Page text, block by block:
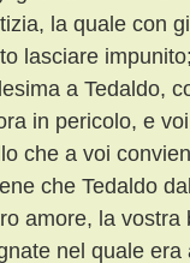
la quale con
lasciare
a Tedaldo,
in pericolo, e
che a voi
che Tedaldo
amore, la vostra
nel quale